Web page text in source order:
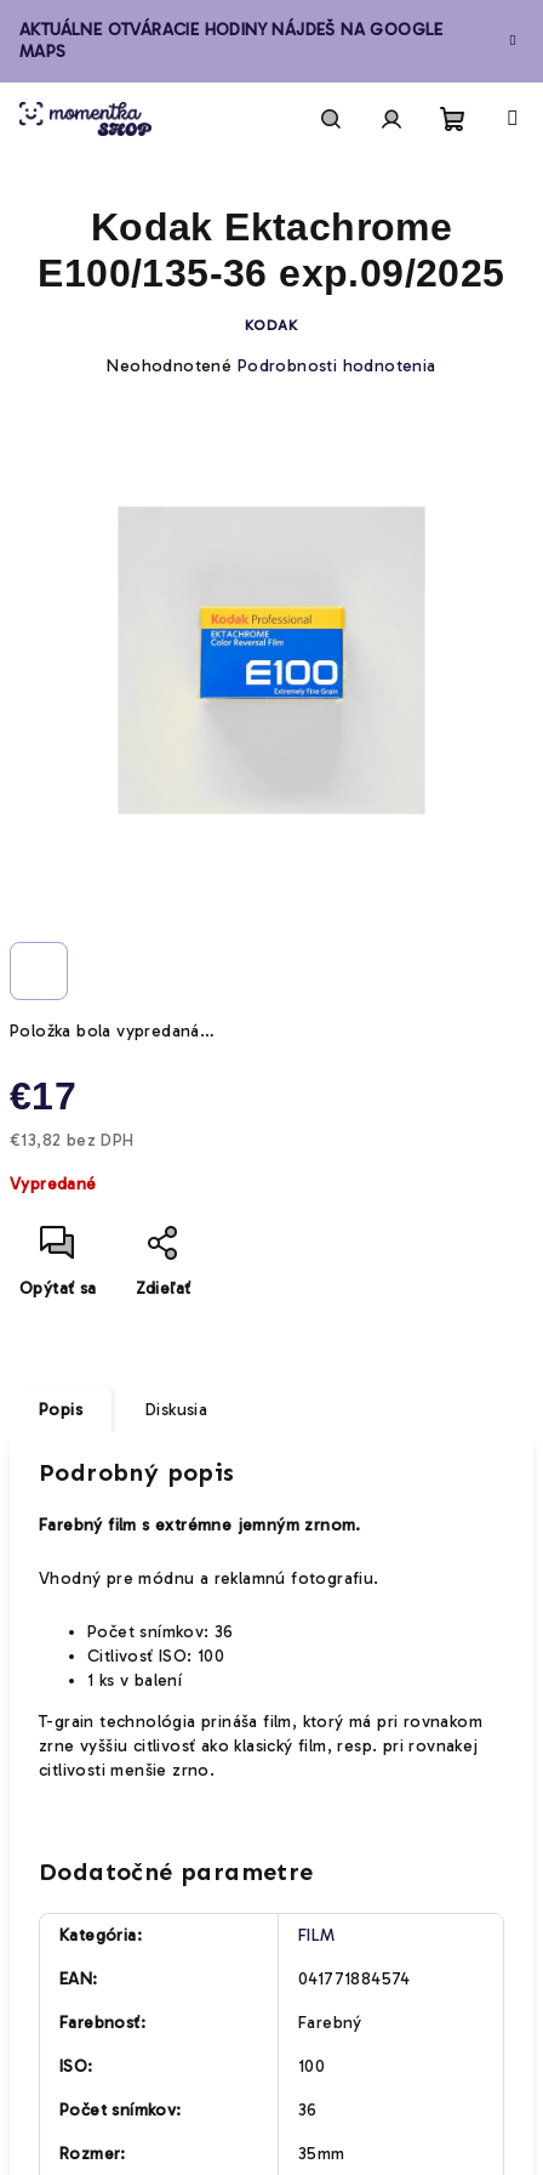
obsah
AKTUÁLNE OTVÁRACIE HODINY NÁJDEŠ NA GOOGLE
MAPS
košík
Položka bola vypredaná…
€17
€13,82 bez DPH
cena:
Vypredané
Opýtať sa Zdieľať
Kodak Ektachrome
E100/135-36 exp.09/2025
KODAK
Priemerné
Neohodnotené Podrobnosti hodnotenia
Popis Diskusia
Podrobný popis
Farebný film s extrémne jemným zrnom.
Vhodný pre módnu a reklamnú fotografiu.
Počet snímkov: 36
Citlivosť ISO: 100
1 ks v balení
T-grain technológia prináša film, ktorý má pri rovnakom
zrne vyššiu citlivosť ako klasický film, resp. pri rovnakej
citlivosti menšie zrno.
Dodatočné parametre
Kategória: FILM
EAN: 041771884574
Farebnosť: Farebný
ISO: 100
Počet snímkov: 36
Rozmer: 35mm